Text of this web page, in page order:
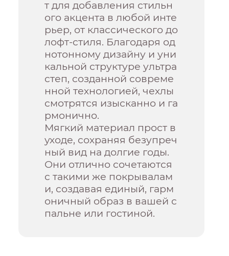
т для добавления стильн
ого акцента в любой инте
рьер, от классического до
лофт-стиля. Благодаря од
нотонному дизайну и уни
кальной структуре ультра
степ, созданной совреме
нной технологией, чехлы
смотрятся изысканно и га
рмонично.
Мягкий материал прост в
уходе, сохраняя безупреч
ный вид на долгие годы.
Они отлично сочетаются
с такими же покрывалам
и, создавая единый, гарм
оничный образ в вашей с
пальне или гостиной.